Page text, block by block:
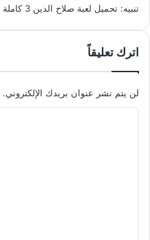
تنبيه: تحميل لعبة صلاح الدين 3 كاملة للكمبيوتر مجانا - بيت التكنولوجيا
اترك تعليقاً
لن يتم نشر عنوان بريدك الإلكتروني.